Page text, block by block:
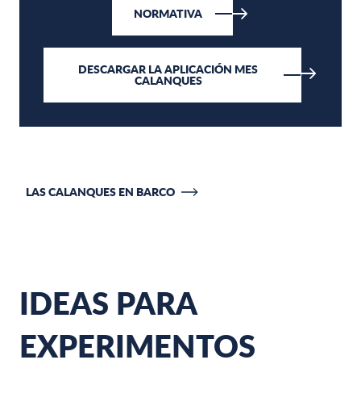
NORMATIVA
DESCARGAR LA APLICACIÓN MES
CALANQUES
LAS CALANQUES EN BARCO
IDEAS PARA
EXPERIMENTOS